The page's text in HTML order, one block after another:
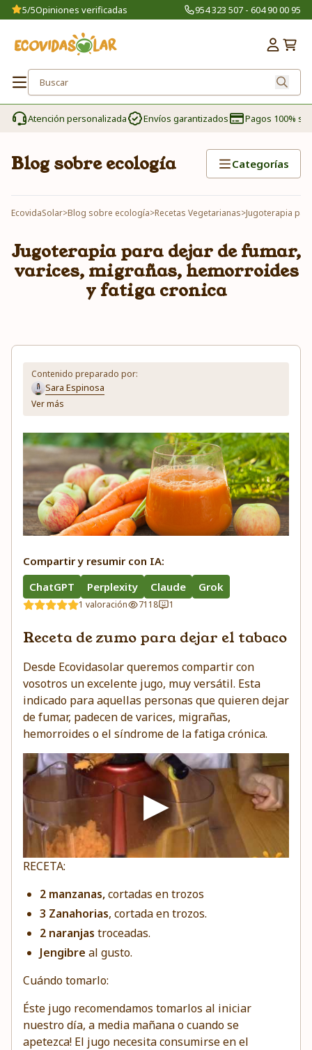
5/5Opiniones verificadas 954 323 507 - 604 90 00 95
Atención personalizada Envíos garantizados Pagos 100%
Blog sobre ecología Categorías
EcovidaSolar>Blog sobre ecología>Recetas Vegetarianas>Jugoterapia
Jugoterapia para dejar de fumar,
varices, migrañas, hemorroides
y fatiga cronica
Contenido preparado por:
Sara Espinosa
Ver más
Compartir y resumir con IA:
ChatGPT
Perplexity Claude Grok
1 valoración 7118 1
Receta de zumo para dejar el tabaco
Desde Ecovidasolar queremos compartir con
vosotros un excelente jugo, muy versátil. Esta
indicado para aquellas personas que quieren dejar
de fumar, padecen de varices, migrañas,
hemorroides o el síndrome de la fatiga crónica.
RECETA:
2 manzanas,cortadas en trozos
3 Zanahorias, cortada en trozos.
2 naranjas troceadas.
Jengibre al gusto.
Cuándo tomarlo:
Éste jugo recomendamos tomarlos al iniciar
nuestro día, a media mañana o cuando se
apetezca! El jugo necesita consumirse en el